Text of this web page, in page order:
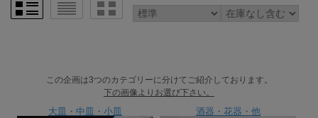
この企画は3つのカテゴリーに分けてご紹介しております。
下の画像よりお選び下さい。
大皿・中皿・小皿 酒器・花器・他